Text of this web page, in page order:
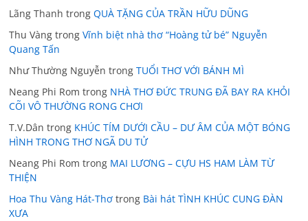
Lãng Thanh trongQUÀ TẶNG CỦA TRẦN HỮU DŨNG
Thu Vàng trongVĩnh biệt nhà thơ “Hoàng tử bé” Nguyễn
Quang Tấn
Như Thường Nguyễn trongTUỔI THƠ VỚI BÁNH MÌ
Neang Phi Rom trong NHÀ THƠ ĐỨC TRUNG ĐÃ BAY RA KHỎI
CÕI VÔ THƯỜNG RONG CHƠI
T.V.Dân trong KHÚC TÍM DƯỚI CẦU – DƯ ÂM CỦA MỘT BÓNG
HÌNH TRONG THƠ NGÃ DU TỬ
Neang Phi Rom trong MAI LƯƠNG – CỰU HS HAM LÀM TỪ
THIỆN
Hoa Thu Vàng Hát-Thơ trong Bài hát TÌNH KHÚC CUNG ĐÀN
XƯA